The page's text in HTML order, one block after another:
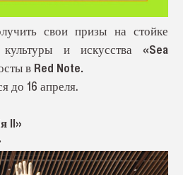
свои призы на стойке
и искусства «Sea
в Red Note.
до 16 апреля.
II»